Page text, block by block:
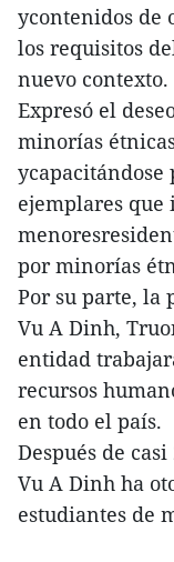
ycontenidos de
los requisitos
nuevo contexto.
Expresó el
minorías
ycapacitándose
ejemplares que
por minorías
Por su parte, la
Vu A Dinh,
entidad
recursos
en todo el país.
Después de
Vu A Dinh ha
estudiantes de